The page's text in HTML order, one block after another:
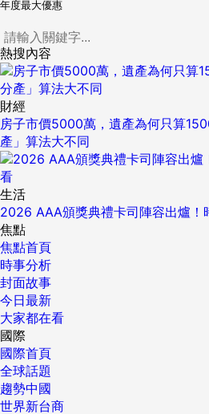
年度最大優惠
熱搜內容
財經
房子市價5000萬，遺產為何只算
產」算法大不同
生活
2026 AAA頒獎典禮卡司陣容出爐！
焦點
焦點首頁
時事分析
封面故事
今日最新
大家都在看
國際
國際首頁
全球話題
趨勢中國
世界新台商